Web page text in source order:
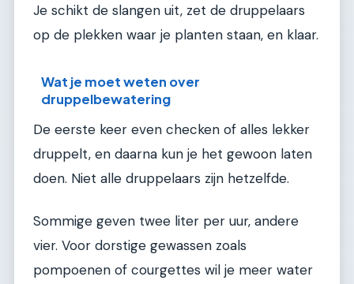
Je schikt de slangen uit, zet de druppelaars
op de plekken waar je planten staan, en klaar.
Wat je moet weten over
druppelbewatering
De eerste keer even checken of alles lekker
druppelt, en daarna kun je het gewoon laten
doen. Niet alle druppelaars zijn hetzelfde.
Sommige geven twee liter per uur, andere
vier. Voor dorstige gewassen zoals
pompoenen of courgettes wil je meer water